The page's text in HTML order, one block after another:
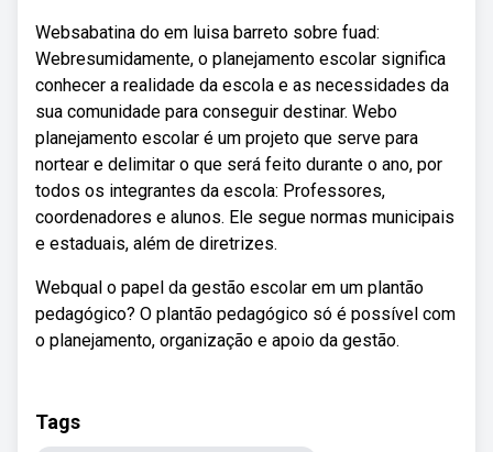
Websabatina do em luisa barreto sobre fuad:
Webresumidamente, o planejamento escolar significa
conhecer a realidade da escola e as necessidades da
sua comunidade para conseguir destinar. Webo
planejamento escolar é um projeto que serve para
nortear e delimitar o que será feito durante o ano, por
todos os integrantes da escola: Professores,
coordenadores e alunos. Ele segue normas municipais
e estaduais, além de diretrizes.
Webqual o papel da gestão escolar em um plantão
pedagógico? O plantão pedagógico só é possível com
o planejamento, organização e apoio da gestão.
Tags